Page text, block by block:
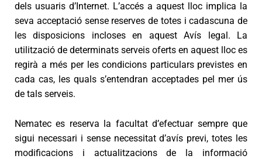
dels usuaris d’Internet. L’accés a aquest lloc implica la
seva acceptació sense reserves de totes i cadascuna de
les disposicions incloses en aquest Avís legal. La
utilització de determinats serveis oferts en aquest lloc es
regirà a més per les condicions particulars previstes en
cada cas, les quals s’entendran acceptades pel mer ús
de tals serveis.
Nematec es reserva la facultat d’efectuar sempre que
sigui necessari i sense necessitat d’avís previ, totes les
modificacions i actualitzacions de la informació